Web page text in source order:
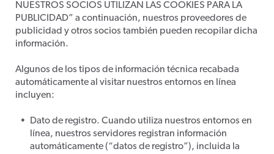
NUESTROS SOCIOS UTILIZAN LAS COOKIES PARA LA
PUBLICIDAD” a continuación, nuestros proveedores de
publicidad y otros socios también pueden recopilar dicha
información.
Algunos de los tipos de información técnica recabada
automáticamente al visitar nuestros entornos en línea
incluyen:
Dato de registro. Cuando utiliza nuestros entornos en
línea, nuestros servidores registran información
automáticamente (“datos de registro”), incluida la